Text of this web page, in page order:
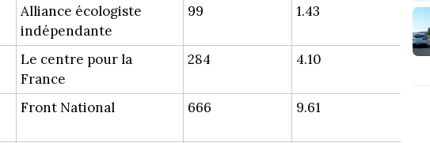
Alliance écologiste
indépendante
99 1.43
Le centre pour la
France
284 4.10
Front National 666 9.61